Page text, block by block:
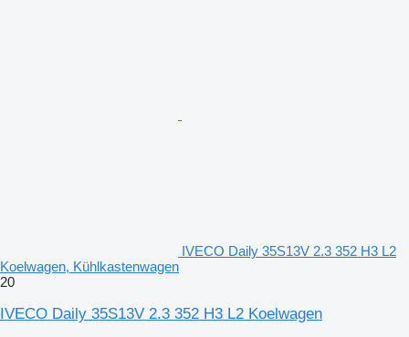
IVECO Daily 35S13V 2.3 352 H3 L2
Koelwagen, Kühlkastenwagen
20
IVECO Daily 35S13V 2.3 352 H3 L2 Koelwagen